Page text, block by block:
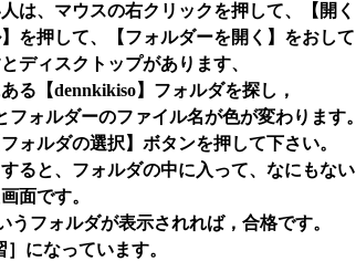
は、マウスの右クリックを押して、【開く
を押して、【フォルダーを開く】をおして
ディスクトップがあります、
る【dennkikiso】フォルダを探し，
ォルダーのファイル名が色が変わります。
ォルダの選択】ボタンを押して下さい。
ると、フォルダの中に入って、なにもな
面です。
うフォルダが表示されれば，合格です。
になっています。